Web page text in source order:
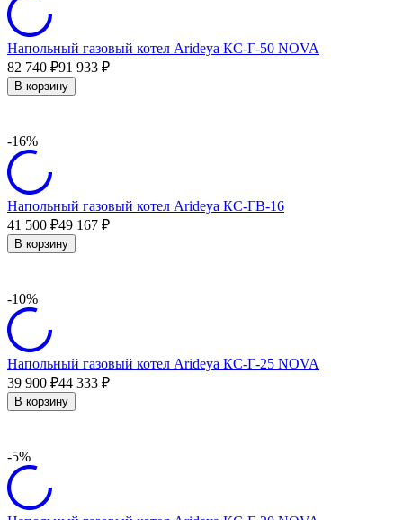
Напольный газовый котел Arideya КС-Г-50 NOVA
82 740 ₽91 933 ₽
В корзину
-16%
Напольный газовый котел Arideya КС-ГВ-16
41 500 ₽49 167 ₽
В корзину
-10%
Напольный газовый котел Arideya КС-Г-25 NOVA
39 900 ₽44 333 ₽
В корзину
-5%